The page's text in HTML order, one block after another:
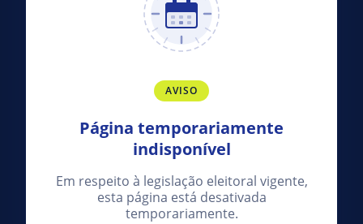
AVISO
Página temporariamente
indisponível
Em respeito à legislação eleitoral vigente,
esta página está desativada
temporariamente.